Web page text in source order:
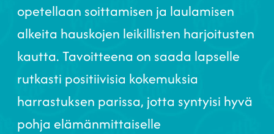
opetellaan soittamisen ja laulamisen
alkeita hauskojen leikillisten harjoitusten
kautta. Tavoitteena on saada lapselle
rutkasti positiivisia kokemuksia
harrastuksen parissa, jotta syntyisi hyvä
pohja elämänmittaiselle